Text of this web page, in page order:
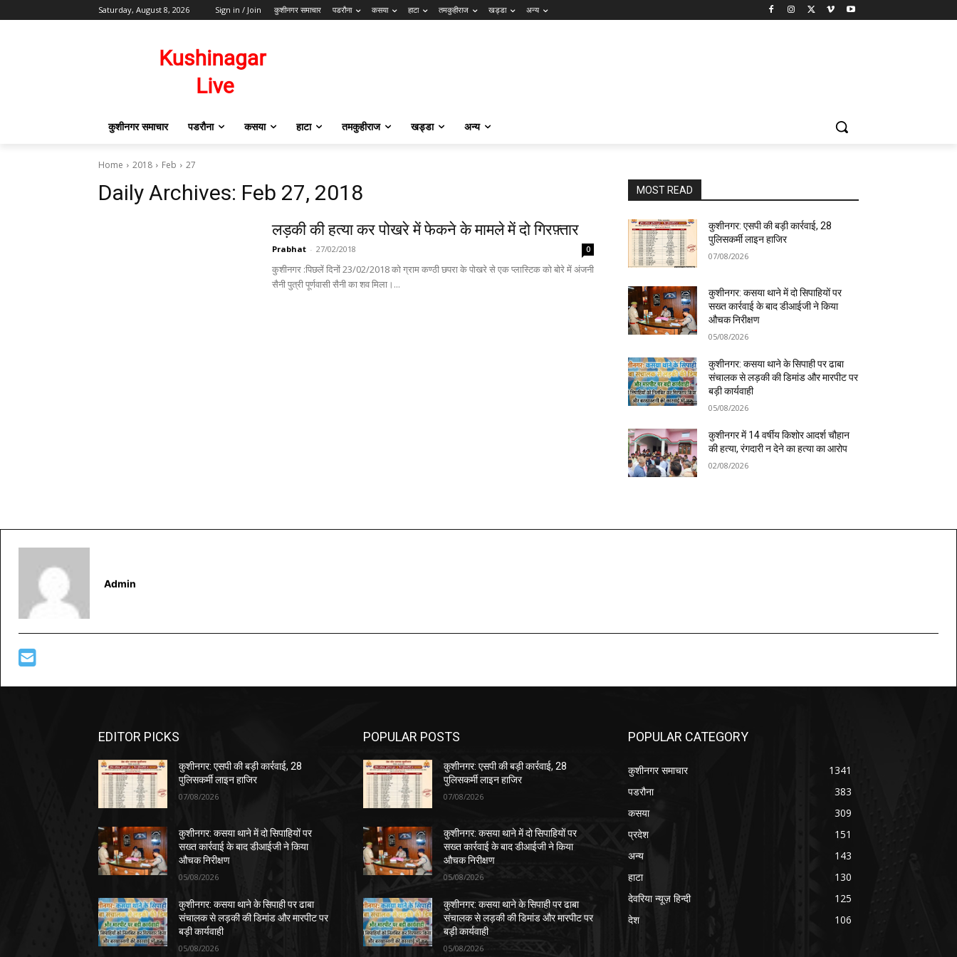
Saturday, August 8, 2026 Sign in / Join कुशीनगर समाचार पडरौना कसया हाटा तमकुहीराज खड्डा अन्य
कुशीनगर समाचार पडरौना कसया हाटा तमकुहीराज खड्डा अन्य
Home 2018 Feb 27
Daily Archives: Feb 27, 2018
लड़की की हत्या कर पोखरे में फेकने के मामले में दो गिरफ़्तार
Prabhat - 27/02/2018 0
कुशीनगर :पिछलें दिनों 23/02/2018 को ग्राम कण्ठी छपरा के पोखरे से एक प्लास्टिक को बोरे में अंजनी
सैनी पुत्री पूर्णवासी सैनी का शव मिला।...
MOST READ
कुशीनगर: एसपी की बड़ी कार्रवाई, 28
पुलिसकर्मी लाइन हाजिर
07/08/2026
कुशीनगर: कसया थाने में दो सिपाहियों पर
सख्त कार्रवाई के बाद डीआईजी ने किया
औचक निरीक्षण
05/08/2026
कुशीनगर: कसया थाने के सिपाही पर ढाबा
संचालक से लड़की की डिमांड और मारपीट पर
बड़ी कार्यवाही
05/08/2026
कुशीनगर में 14 वर्षीय किशोर आदर्श चौहान
की हत्या, रंगदारी न देने का हत्या का आरोप
02/08/2026
Admin
EDITOR PICKS
कुशीनगर: एसपी की बड़ी कार्रवाई, 28
पुलिसकर्मी लाइन हाजिर
07/08/2026
कुशीनगर: कसया थाने में दो सिपाहियों पर
सख्त कार्रवाई के बाद डीआईजी ने किया
औचक निरीक्षण
05/08/2026
कुशीनगर: कसया थाने के सिपाही पर ढाबा
संचालक से लड़की की डिमांड और मारपीट पर
बड़ी कार्यवाही
05/08/2026
POPULAR POSTS
कुशीनगर: एसपी की बड़ी कार्रवाई, 28
पुलिसकर्मी लाइन हाजिर
07/08/2026
कुशीनगर: कसया थाने में दो सिपाहियों पर
सख्त कार्रवाई के बाद डीआईजी ने किया
औचक निरीक्षण
05/08/2026
कुशीनगर: कसया थाने के सिपाही पर ढाबा
संचालक से लड़की की डिमांड और मारपीट पर
बड़ी कार्यवाही
05/08/2026
POPULAR CATEGORY
कुशीनगर समाचार
1341
पडरौना
383
कसया
309
प्रदेश
151
अन्य
143
हाटा
130
देवरिया न्यूज़ हिन्दी
125
देश
106